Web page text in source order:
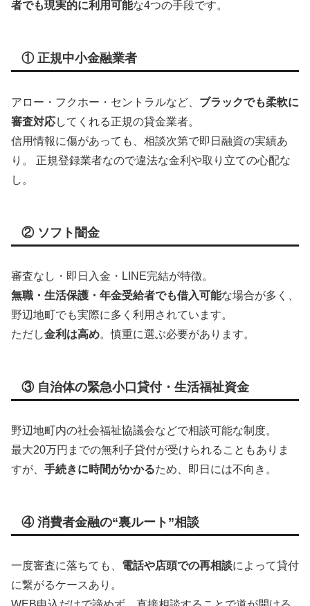
者でも現実的に利用可能な4つの手段です。
① 正規中小金融業者
アロー・フクホー・セントラルなど、 ブラックでも柔軟に
審査対応してくれる正規の貸金業者。
信用情報に傷があっても、相談次第で即日融資の実績あ
り。 正規登録業者なので違法な金利や取り立ての心配な
し。
② ソフト闇金
審査なし・即日入金・LINE完結が特徴。
無職・生活保護・年金受給者でも借入可能な場合が多く、
野辺地町でも実際に多く利用されています。
ただし金利は高め。慎重に選ぶ必要があります。
③ 自治体の緊急小口貸付・生活福祉資金
野辺地町内の社会福祉協議会などで相談可能な制度。
最大20万円までの無利子貸付が受けられることもありま
すが、 手続きに時間がかかるため、即日には不向き。
④ 消費者金融の“裏ルート”相談
一度審査に落ちても、 電話や店頭での再相談によって貸付
に繋がるケースあり。